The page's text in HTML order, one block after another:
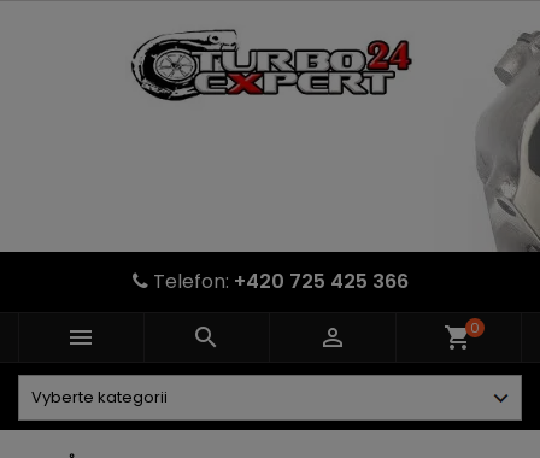
Telefon: +420 725 425 366
   shopping_cart0